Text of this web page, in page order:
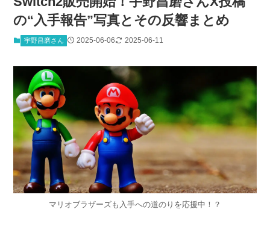
の“入手報告”写真とその反響まとめ
宇野昌磨さん 2025-06-06 2025-06-11
マリオブラザーズも入手への道のりを応援中！？